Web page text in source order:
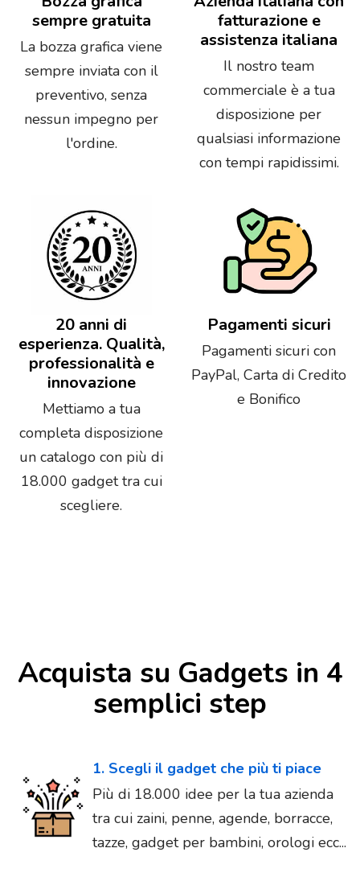
sempre gratuita
La bozza grafica viene
sempre inviata con il
preventivo, senza
nessun impegno per
l'ordine.
fatturazione e
assistenza italiana
Il nostro team
commerciale è a tua
disposizione per
qualsiasi informazione
con tempi rapidissimi.
20 anni di
esperienza. Qualità,
professionalità e
innovazione
Mettiamo a tua
completa disposizione
un catalogo con più di
18.000 gadget tra cui
scegliere.
Pagamenti sicuri
Pagamenti sicuri con
PayPal, Carta di Credito
e Bonifico
Acquista su Gadgets in 4
semplici step
1. Scegli il gadget che più ti piace
Più di 18.000 idee per la tua azienda
tra cui zaini, penne, agende, borracce,
tazze, gadget per bambini, orologi ecc...